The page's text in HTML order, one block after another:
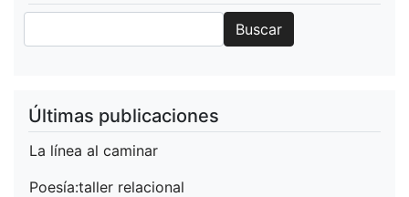
Buscar
Últimas publicaciones
La línea al caminar
Poesía:taller relacional